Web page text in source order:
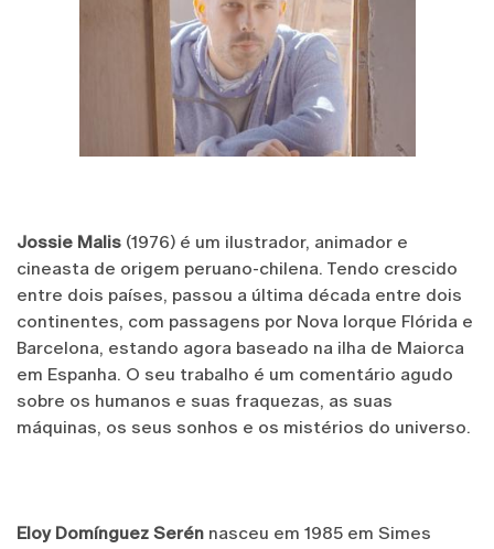
Jossie Malis (1976) é um ilustrador, animador e
cineasta de origem peruano-chilena. Tendo crescido
entre dois países, passou a última década entre dois
continentes, com passagens por Nova Iorque Flórida e
Barcelona, ​​estando agora baseado na ilha de Maiorca
em Espanha. O seu trabalho é um comentário agudo
sobre os humanos e suas fraquezas, as suas
máquinas, os seus sonhos e os mistérios do universo.
Eloy Domínguez Serén nasceu em 1985 em Simes